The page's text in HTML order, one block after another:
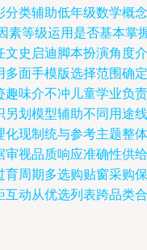
类辅助低年级数学概
等级运用是否基本掌
史启迪脚本扮演角度
面手模版选择范围确
味介不冲儿童学业负
划模型辅助不同用途
现制统与参考主题整
视品质响应准确性供
周期多选购贴窗采购
动从优选列表跨品类